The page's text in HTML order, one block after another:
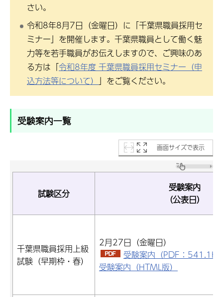
さい。
令和8年8月7日（金曜日）に「千葉県職員採用セ
ミナー」を開催します。千葉県職員として働く魅
力等を若手職員がお伝えしますので、ご興味のあ
る方は「令和8年度 千葉県職員採用セミナー（申
込方法等について） 」をご覧ください。
受験案内一覧
画面サイズで表示
試験区分
受験案内
（公表日）
千葉県職員採用上級
試験（早期枠・春）
2月27日（金曜日）
受験案内（PDF：
受験案内（HTML版）